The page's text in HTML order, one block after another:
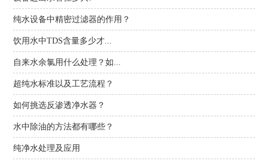
纯水设备中精密过滤器的作用？
饮用水中TDS含量多少才...
自来水余氯用什么处理？如...
超纯水标准以及工艺流程？
如何挑选反渗透净水器？
水中除油的方法都有哪些？
纯净水处理及应用